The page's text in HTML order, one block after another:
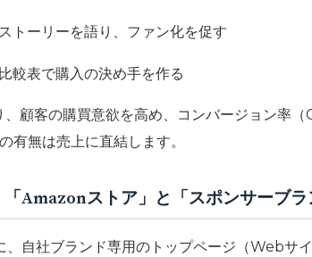
トーリーを語り、ファン化を促す
較表で購入の決め手を作る
、顧客の購買意欲を高め、コンバージョン率
有無は売上に直結します。
「Amazonストア」と「スポンサーブラ
自社ブランド専用のトップページ（Webサ